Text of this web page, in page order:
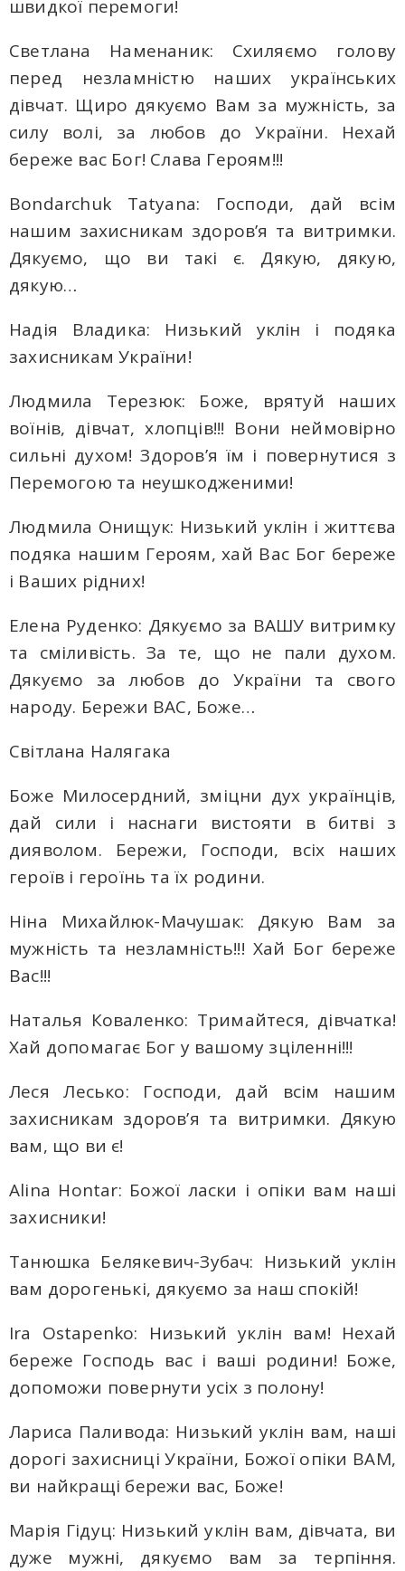
швидкої перемоги!
Светлана Наменаник: Схиляємо голову
перед незламністю наших українських
дівчат. Щиро дякуємо Вам за мужність, за
силу волі, за любов до України. Нехай
береже вас Бог! Слава Героям!!!
Bondarchuk Tatyana: Господи, дай всім
нашим захисникам здоров’я та витримки.
Дякуємо, що ви такі є. Дякую, дякую,
дякую…
Надія Владика: Низький уклін і подяка
захисникам України!
Людмила Терезюк: Боже, врятуй наших
воїнів, дівчат, хлопців!!! Вони неймовірно
сильні духом! Здоров’я їм і повернутися з
Перемогою та неушкодженими!
Людмила Онищук: Низький уклін і життєва
подяка нашим Героям, хай Вас Бог береже
і Ваших рідних!
Елена Руденко: Дякуємо за ВАШУ витримку
та сміливість. За те, що не пали духом.
Дякуємо за любов до України та свого
народу. Бережи ВАС, Боже…
Світлана Налягака
Боже Милосердний, зміцни дух українців,
дай сили і наснаги вистояти в битві з
дияволом. Бережи, Господи, всіх наших
героїв і героїнь та їх родини.
Ніна Михайлюк-Мачушак: Дякую Вам за
мужність та незламність!!! Хай Бог береже
Вас!!!
Наталья Коваленко: Тримайтеся, дівчатка!
Хай допомагає Бог у вашому зціленні!!!
Леся Лесько: Господи, дай всім нашим
захисникам здоров’я та витримки. Дякую
вам, що ви є!
Alina Hontar: Божої ласки і опіки вам наші
захисники!
Танюшка Белякевич-Зубач: Низький уклін
вам дорогенькі, дякуємо за наш спокій!
Ira Ostapenko: Низький уклін вам! Нехай
береже Господь вас і ваші родини! Боже,
допоможи повернути усіх з полону!
Лариса Паливода: Низький уклін вам, наші
дорогі захисниці України, Божої опіки ВАМ,
ви найкращі бережи вас, Боже!
Марія Гідуц: Низький уклін вам, дівчата, ви
дуже мужні, дякуємо вам за терпіння.